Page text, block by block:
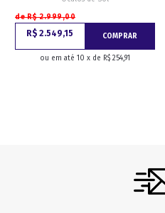
de R$ 2.999,00
R$ 2.549,15 COMPRAR
ou em até 10 x de R$ 254,91